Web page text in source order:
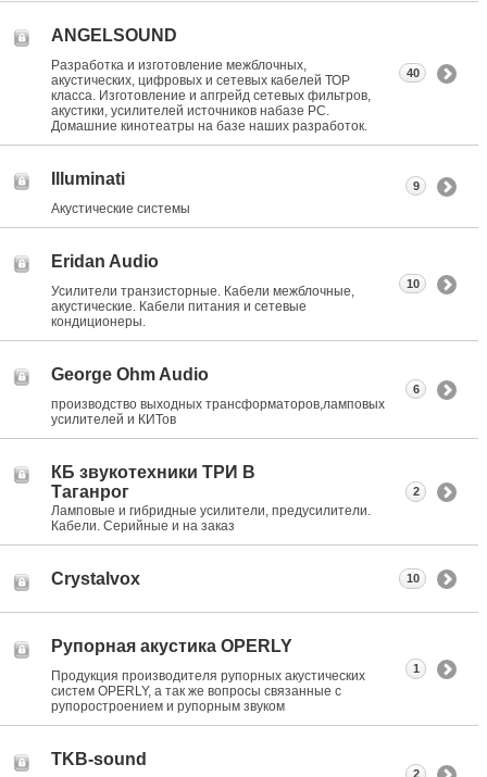
ANGELSOUND
Разработка и изготовление межблочных,
акустических, цифровых и сетевых кабелей ТОР
класса. Изготовление и апгрейд сетевых фильтров,
акустики, усилителей источников набазе РС.
Домашние кинотеатры на базе наших разработок.
40
Illuminati
Акустические системы
9
Eridan Audio
Усилители транзисторные. Кабели межблочные,
акустические. Кабели питания и сетевые
кондиционеры.
10
George Ohm Audio
производство выходных трансформаторов,ламповых
усилителей и КИТов
6
КБ звукотехники ТРИ В
Таганрог
Ламповые и гибридные усилители, предусилители.
Кабели. Серийные и на заказ
2
Crystalvox 10
Рупорная акустика OPERLY
Продукция производителя рупорных акустических
систем OPERLY, а так же вопросы связанные с
рупоростроением и рупорным звуком
1
TKB-sound
2